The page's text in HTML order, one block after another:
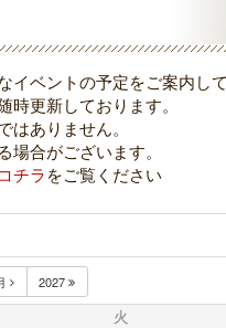
イベントの予定をご案内し
時更新しております。
はありません。
場合がございます。
コチラ をご覧ください
2027
火